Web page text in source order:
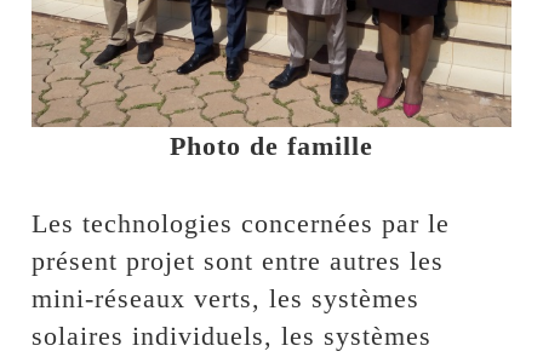
Photo de famille
Les technologies concernées par le
présent projet sont entre autres les
mini-réseaux verts, les systèmes
solaires individuels, les systèmes